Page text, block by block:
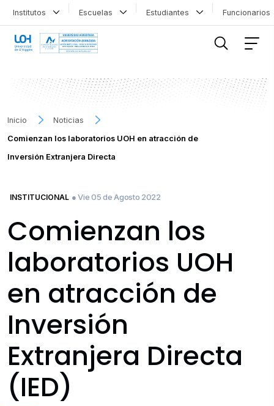
Institutos Escuelas Estudiantes
Inicio
Noticias
Comienzan los laboratorios UOH en atracción de
Inversión Extranjera Directa
INSTITUCIONAL ● Vie 05 de Agosto 2022
Comienzan los
laboratorios UOH
en atracción de
Inversión
Extranjera Directa
(IED)